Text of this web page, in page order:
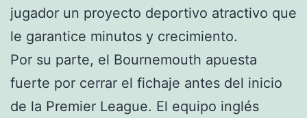
jugador un proyecto deportivo atractivo que
le garantice minutos y crecimiento.
Por su parte, el Bournemouth apuesta
fuerte por cerrar el fichaje antes del inicio
de la Premier League. El equipo inglés